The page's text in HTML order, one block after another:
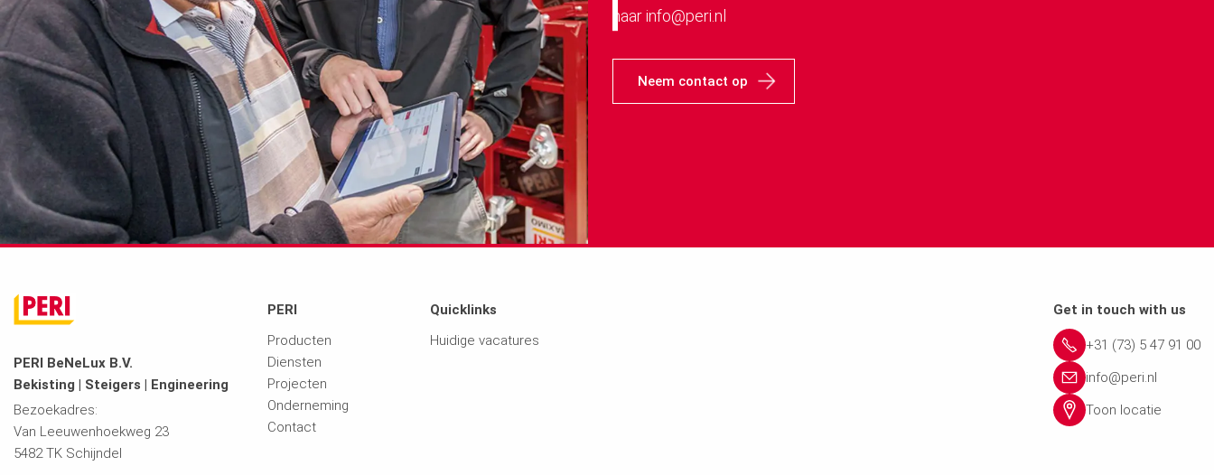
naar info@peri.nl
Neem contact op
PERI BeNeLux B.V.
Bekisting | Steigers | Engineering
Bezoekadres:
Van Leeuwenhoekweg 23
5482 TK Schijndel
PERI
Producten
Diensten
Projecten
Onderneming
Contact
Quicklinks
Huidige vacatures
Get in touch with us
+31 (73) 5 47 91 00
info@peri.nl
Toon locatie